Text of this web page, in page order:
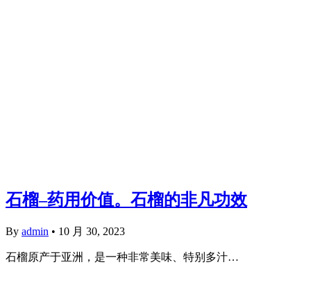
石榴–药用价值。石榴的非凡功效
By admin • 10 月 30, 2023
石榴原产于亚洲，是一种非常美味、特别多汁…